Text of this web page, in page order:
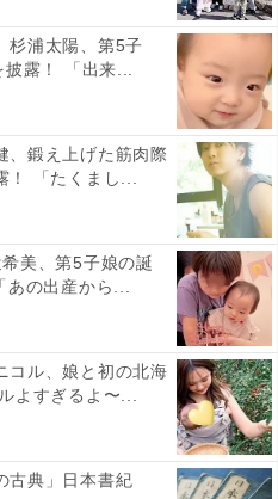
杉浦太陽、第5子
披露！ 「出来...
、鍛え上げた筋肉際
！ 「たくまし...
美、第5子娘の誕
あの出産から...
コル、娘と初の北海
よすぎるよ〜...
古典」日本書紀